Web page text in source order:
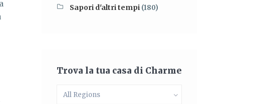
Sapori d'altri tempi (180)
Trova la tua casa di Charme
All Regions